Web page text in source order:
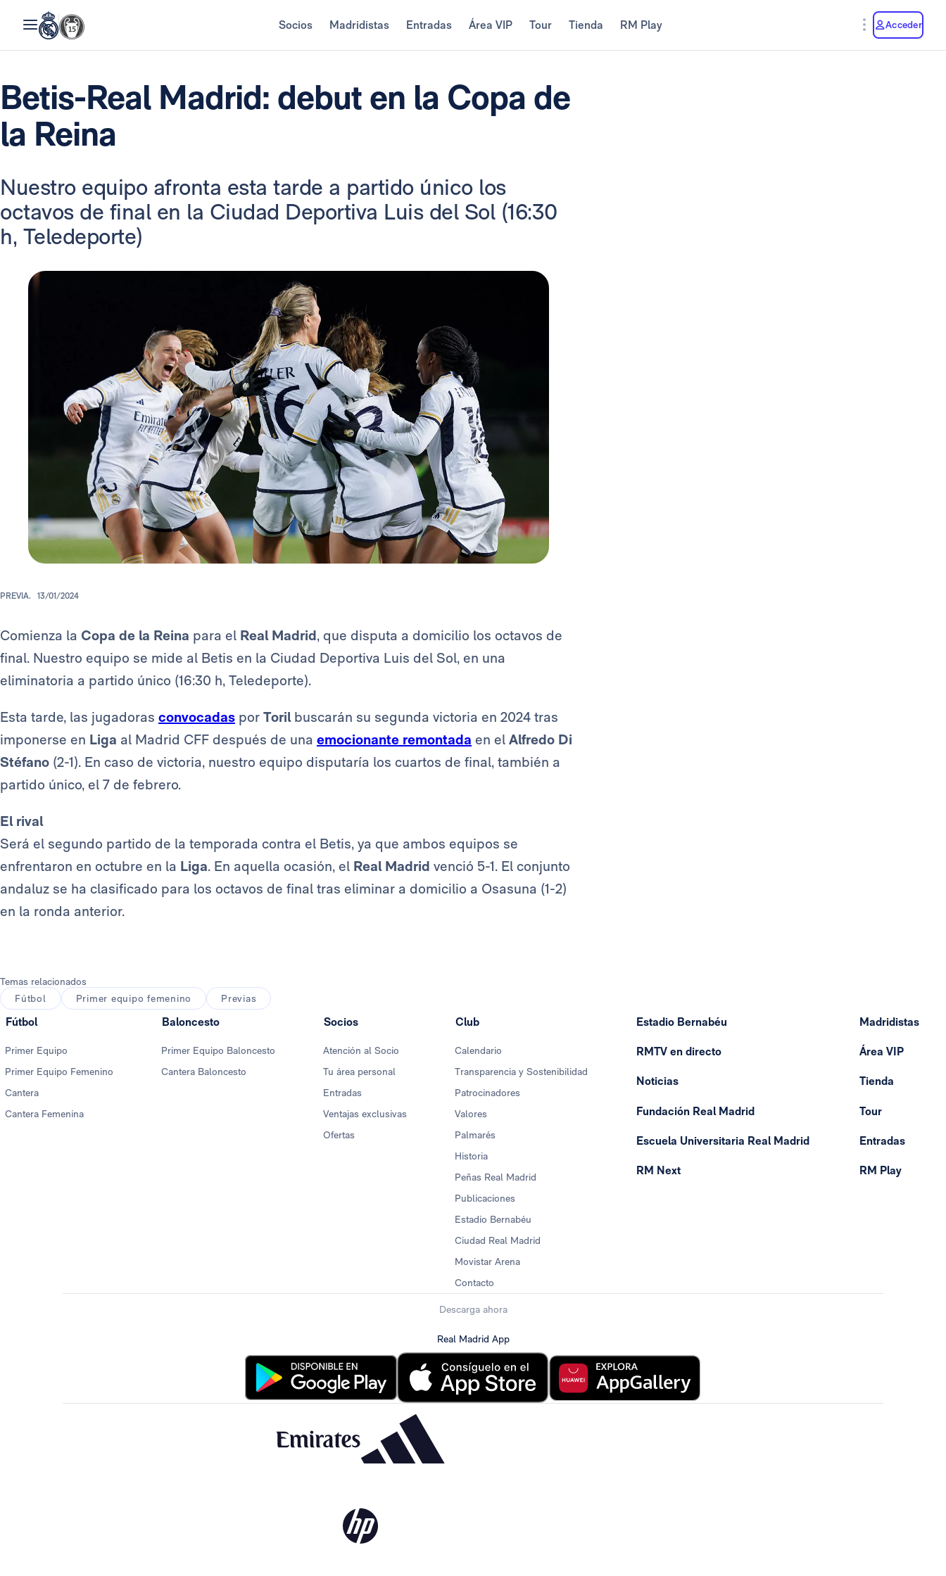
Socios Madridistas Entradas Área VIP Tour Tienda RM Play Acceder
Betis-Real Madrid: debut en la Copa de
la Reina
Nuestro equipo afronta esta tarde a partido único los
octavos de final en la Ciudad Deportiva Luis del Sol (16:30
h, Teledeporte)
PREVIA. 13/01/2024
Comienza la Copa de la Reina para el Real Madrid, que disputa a domicilio los octavos de
final. Nuestro equipo se mide al Betis en la Ciudad Deportiva Luis del Sol, en una
eliminatoria a partido único (16:30 h, Teledeporte).
Esta tarde, las jugadoras convocadas por Torilbuscarán su segunda victoria en 2024 tras
imponerse en Liga al Madrid CFF después de una emocionante remontada en el Alfredo Di
Stéfano (2-1). En caso de victoria, nuestro equipo disputaría los cuartos de final, también a
partido único, el 7 de febrero.
El rival
Será el segundo partido de la temporada contra el Betis, ya que ambos equipos se
enfrentaron en octubre en la Liga. En aquella ocasión, el Real Madrid venció 5-1. El conjunto
andaluz se ha clasificado para los octavos de final tras eliminar a domicilio a Osasuna (1-2)
en la ronda anterior.
Temas relacionados
Fútbol
Primer equipo femenino Previas
Fútbol
Primer Equipo
Primer Equipo Femenino
Cantera
Cantera Femenina
Baloncesto
Primer Equipo Baloncesto
Cantera Baloncesto
Socios
Atención al Socio
Tu área personal
Entradas
Ventajas exclusivas
Ofertas
Club
Calendario
Transparencia y Sostenibilidad
Patrocinadores
Valores
Palmarés
Historia
Peñas Real Madrid
Publicaciones
Estadio Bernabéu
Ciudad Real Madrid
Movistar Arena
Contacto
Estadio Bernabéu
RMTV en directo
Noticias
Fundación Real Madrid
Escuela Universitaria Real Madrid
RM Next
Madridistas
Área VIP
Tienda
Tour
Entradas
RM Play
Descarga ahora
Real Madrid App